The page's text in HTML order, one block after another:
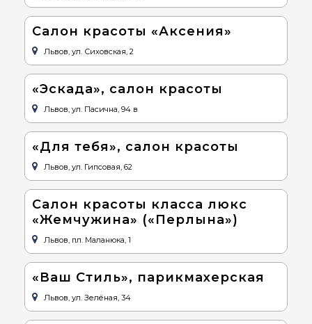
Салон красоты «Аксения»
Львов, ул. Сиховская, 2
«Эскада», салон красоты
Львов, ул. Пасична, 94 в
«Для тебя», салон красоты
Львов, ул. Гипсовая, 62
Салон красоты класса люкс
«Жемчужина» («Перлына»)
Львов, пл. Маланюка, 1
«Ваш Стиль», парикмахерская
Львов, ул. Зелёная, 34